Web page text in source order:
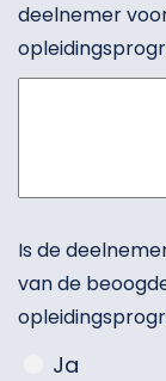
deelnemer
Is de
van de
Ja